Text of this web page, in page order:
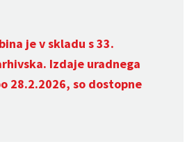
je v skladu s 33.
Izdaje uradnega
28.2.2026, so dostopne